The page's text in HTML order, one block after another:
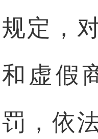
规定，
和虚假
罚，依